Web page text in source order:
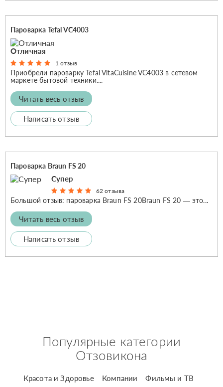
Пароварка Tefal VC4003
Отличная
1 отзыв
Приобрели пароварку Tefal VitaCuisine VC4003 в сетевом
маркете бытовой техники....
Читать весь отзыв
Написать отзыв
Пароварка Braun FS 20
Супер
62 отзыва
Большой отзыв: пароварка Braun FS 20Braun FS 20 — это...
Читать весь отзыв
Написать отзыв
Популярные категории
Отзовикона
Красота и Здоровье Компании
Фильмы и ТВ